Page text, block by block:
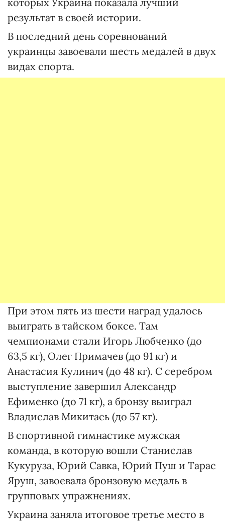
результат в своей истории.
В последний день соревнований
украинцы завоевали шесть медалей в двух
видах спорта.
При этом пять из шести наград удалось
выиграть в тайском боксе. Там
чемпионами стали Игорь Любченко (до
63,5 кг), Олег Примачев (до 91 кг) и
Анастасия Кулинич (до 48 кг). С серебром
выступление завершил Александр
Ефименко (до 71 кг), а бронзу выиграл
Владислав Микитась (до 57 кг).
В спортивной гимнастике мужская
команда, в которую вошли Станислав
Кукуруза, Юрий Савка, Юрий Пуш и Тарас
Яруш, завоевала бронзовую медаль в
групповых упражнениях.
Украина заняла итоговое третье место в